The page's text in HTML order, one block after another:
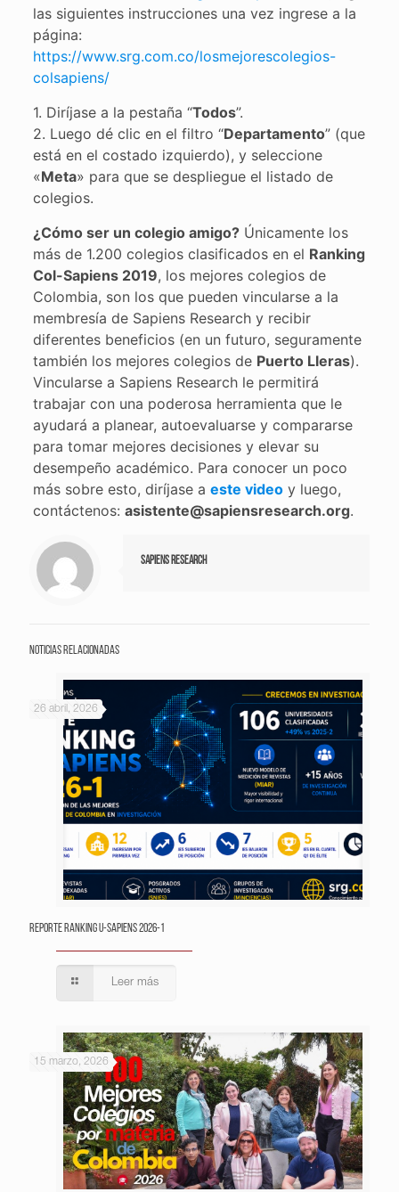
las siguientes instrucciones una vez ingrese a la
página:
https://www.srg.com.co/losmejorescolegios-
colsapiens/
1. Diríjase a la pestaña “Todos”.
2. Luego dé clic en el filtro “Departamento” (que
está en el costado izquierdo), y seleccione
«Meta» para que se despliegue el listado de
colegios.
¿Cómo ser un colegio amigo?Únicamente los
más de 1.200 colegios clasificados en el Ranking
Col-Sapiens 2019, los mejores colegios de
Colombia, son los que pueden vincularse a la
membresía de Sapiens Research y recibir
diferentes beneficios (en un futuro, seguramente
también los mejores colegios de Puerto Lleras).
Vincularse a Sapiens Research le permitirá
trabajar con una poderosa herramienta que le
ayudará a planear, autoevaluarse y compararse
para tomar mejores decisiones y elevar su
desempeño académico. Para conocer un poco
más sobre esto, diríjase a este videoy luego,
contáctenos: asistente@sapiensresearch.org.
Sapiens Research
Noticias relacionadas
26 abril, 2026
Reporte Ranking U-Sapiens 2026-1
Leer más
15 marzo, 2026